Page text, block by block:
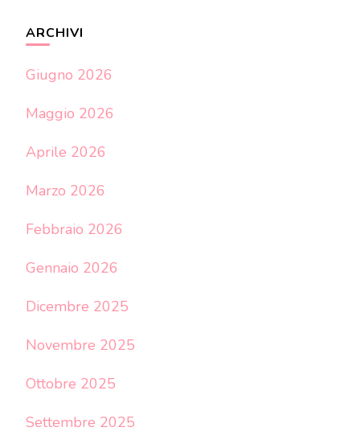
ARCHIVI
Giugno 2026
Maggio 2026
Aprile 2026
Marzo 2026
Febbraio 2026
Gennaio 2026
Dicembre 2025
Novembre 2025
Ottobre 2025
Settembre 2025